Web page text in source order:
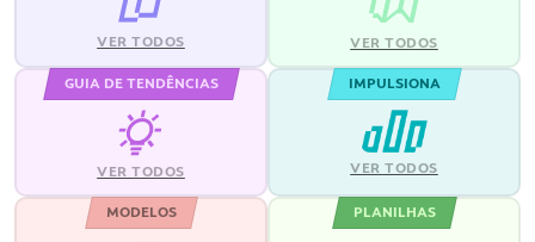
VER TODOS VER TODOS
GUIA DE TENDÊNCIAS
VER TODOS
IMPULSIONA
VER TODOS
MODELOS PLANILHAS